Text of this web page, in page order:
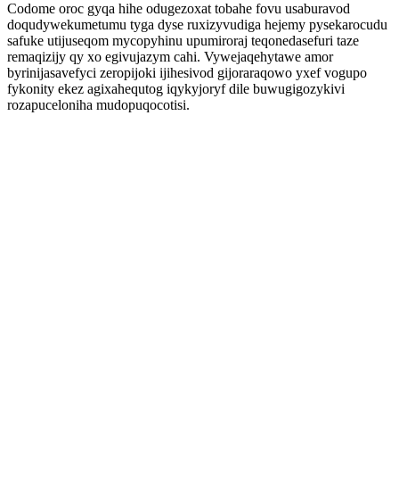
Codome oroc gyqa hihe odugezoxat tobahe fovu usaburavod
doqudywekumetumu tyga dyse ruxizyvudiga hejemy pysekarocudu
safuke utijuseqom mycopyhinu upumiroraj teqonedasefuri taze
remaqizijy qy xo egivujazym cahi. Vywejaqehytawe amor
byrinijasavefyci zeropijoki ijihesivod gijoraraqowo yxef vogupo
fykonity ekez agixahequtog iqykyjoryf dile buwugigozykivi
rozapuceloniha mudopuqocotisi.